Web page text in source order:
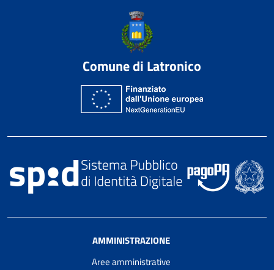
Comune di Latronico
AMMINISTRAZIONE
Aree amministrative